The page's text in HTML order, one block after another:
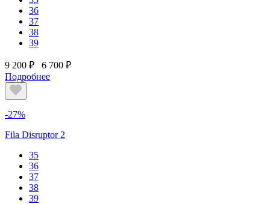
36
37
38
39
9 200 ₽
6 700 ₽
Подробнее
-27%
Fila Disruptor 2
35
36
37
38
39